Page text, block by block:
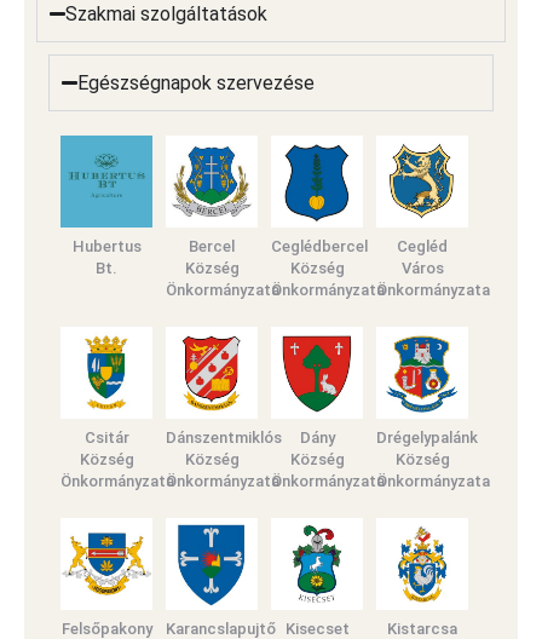
Szakmai szolgáltatások
Egészségnapok szervezése
Hubertus
Bt.
Bercel
Község
Önkormányzata
Ceglédbercel
Község
Önkormányzata
Cegléd
Város
Önkormányzata
Csitár
Község
Önkormányzata
Dánszentmiklós
Község
Önkormányzata
Dány
Község
Önkormányzata
Drégelypalánk
Község
Önkormányzata
Felsőpakony
Karancslapujtő Kisecset
Kistarcsa